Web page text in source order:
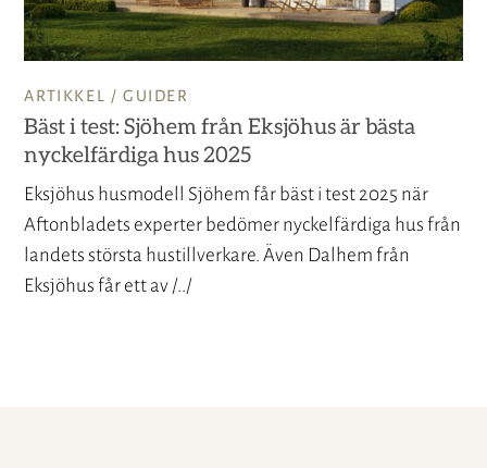
ARTIKKEL /GUIDER
Bäst i test: Sjöhem från Eksjöhus är bästa
nyckelfärdiga hus 2025
Eksjöhus husmodell Sjöhem får bäst i test 2025 när
Aftonbladets experter bedömer nyckelfärdiga hus från
landets största hustillverkare. Även Dalhem från
Eksjöhus får ett av /../